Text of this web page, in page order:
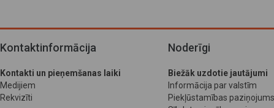
Kontaktinformācija
Kontakti un pieņemšanas laiki
Medijiem
Rekvizīti
Noderīgi
Biežāk uzdotie jautājumi
Informācija par valstīm
Piekļūstamības paziņojums